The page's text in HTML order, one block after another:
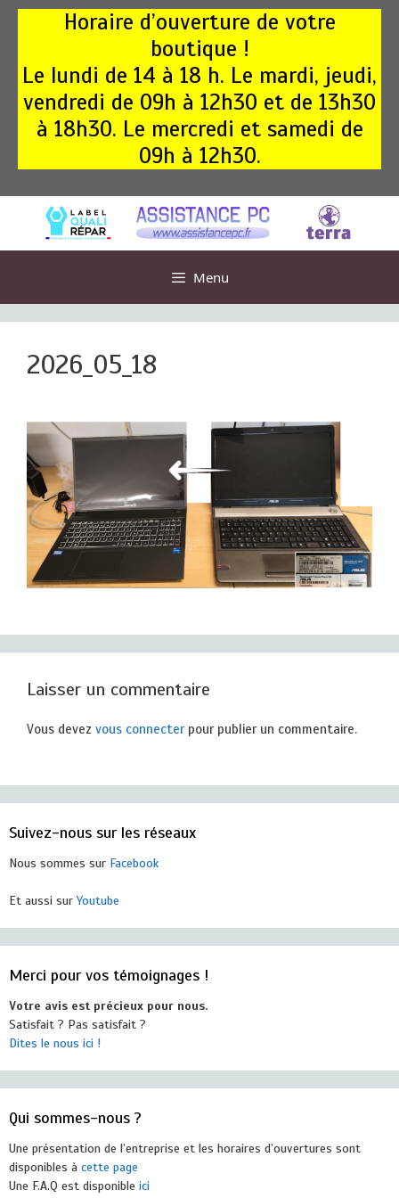
Aller
Horaire d’ouverture de votre
boutique !
Le lundi de 14 à 18 h. Le mardi, jeudi,
vendredi de 09h à 12h30 et de 13h30
à 18h30. Le mercredi et samedi de
09h à 12h30.
Menu
2026_05_18
Laisser un commentaire
Vous devez vous connecterpour publier un commentaire.
Suivez-nous sur les réseaux
Nous sommes sur Facebook
Et aussi surYoutube
Merci pour vos témoignages !
Votre avis est précieux pour nous.
Satisfait ? Pas satisfait ?
Dites le nous ici !
Qui sommes-nous ?
Une présentation de l’entreprise et les horaires d’ouvertures sont
disponibles à cette page
Une F.A.Q est disponible ici